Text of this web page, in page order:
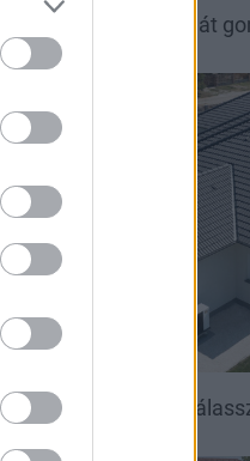
ami évtizedeken át
könnyedén: